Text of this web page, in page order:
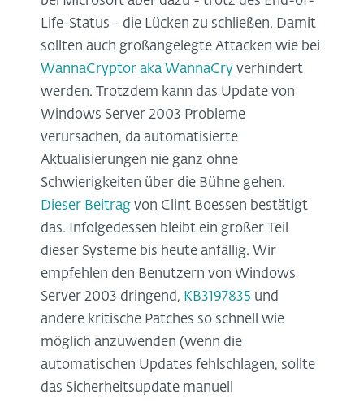
Life-Status - die Lücken zu schließen. Damit
sollten auch großangelegte Attacken wie bei
WannaCryptor aka WannaCry verhindert
werden. Trotzdem kann das Update von
Windows Server 2003 Probleme
verursachen, da automatisierte
Aktualisierungen nie ganz ohne
Schwierigkeiten über die Bühne gehen.
Dieser Beitrag von Clint Boessen bestätigt
das. Infolgedessen bleibt ein großer Teil
dieser Systeme bis heute anfällig. Wir
empfehlen den Benutzern von Windows
Server 2003 dringend, KB3197835 und
andere kritische Patches so schnell wie
möglich anzuwenden (wenn die
automatischen Updates fehlschlagen, sollte
das Sicherheitsupdate manuell